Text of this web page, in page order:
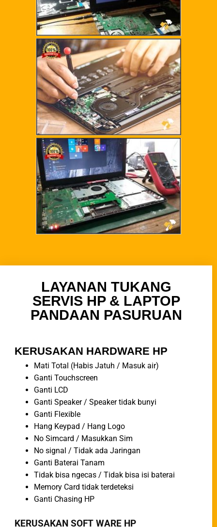
LAYANAN TUKANG
SERVIS HP & LAPTOP
PANDAAN PASURUAN
KERUSAKAN HARDWARE HP
Mati Total (Habis Jatuh / Masuk air)
Ganti Touchscreen
Ganti LCD
Ganti Speaker / Speaker tidak bunyi
Ganti Flexible
Hang Keypad / Hang Logo
No Simcard / Masukkan Sim
No signal / Tidak ada Jaringan
Ganti Baterai Tanam
Tidak bisa ngecas / Tidak bisa isi baterai
Memory Card tidak terdeteksi
Ganti Chasing HP
KERUSAKAN SOFT WARE HP